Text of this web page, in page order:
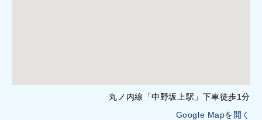
丸ノ内線「中野坂上駅」下車徒歩1分
Google Mapを開く